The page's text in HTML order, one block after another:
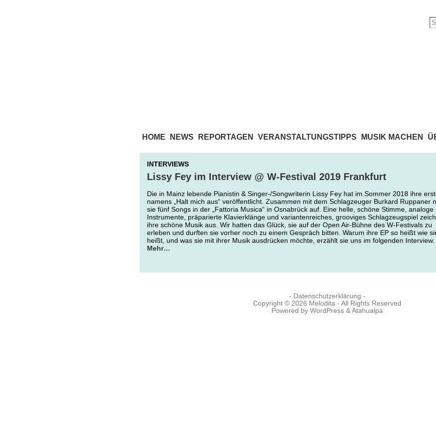
HOME NEWS REPORTAGEN VERANSTALTUNGSTIPPS MUSIK MACHEN
INTERVIEWS
Lissy Fey im Interview @ W-Festival 2019 Frankfurt
Die in Mainz lebende Pianistin & Singer-/Songwriterin Lissy Fey hat im Sommer 2018 ihre
namens „Halt mich aus“ veröffentlicht. Zusammen mit dem Schlagzeuger Burkard Ruppaner
sie fünf Songs in der „Fattoria Musica“ in Osnabrück auf. Eine helle, schöne Stimme, analoge
Instrumente, präparierte Klavierklänge und variantenreiches, grooviges Schlagzeugspiel
ihre schöne Musik aus. Wir hatten das Glück, sie auf der Open Air-Bühne des W-Festivals zu
erleben und durften sie vorher noch zu einem Gespräch bitten. Warum ihre EP so heißt wie
heißt, und was sie mit ihrer Musik ausdrücken möchte, erzählt sie uns im folgenden Interview.
Mehr…
- Datenschutzerklärung -
Copyright © 2026 Melodita- All Rights Reserved
Powered by WordPress& Atahualpa